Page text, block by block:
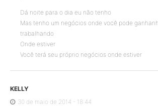
Dá noite para o dia eu não tenho
Mas tenho um negócios onde você pode
trabalhando
Onde estiver
Você terá seu próprio negócios onde estiver
KELLY
30 de maio de 2014 - 18:44